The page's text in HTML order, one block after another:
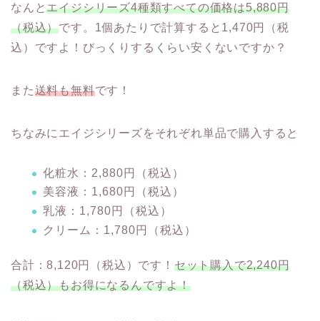
なんとエイジシリーズ4種類すべての価格は5,880円
（税込）です。1個あたりで計算すると1,470円（税
込）ですよ！びっくりするくらい安くないですか？
また送料も無料です！
ちなみにエイジシリーズをそれぞれ単品で購入すると
化粧水：2,880円（税込）
美容液：1,680円（税込）
乳液：1,780円（税込）
クリーム：1,780円（税込）
合計：8,120円（税込）です！ セット購入で2,240円
（税込）もお得になるんですよ！